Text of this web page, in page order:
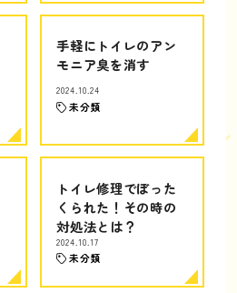
手軽にトイレのアン
モニア臭を消す
2024.10.24
未分類
トイレ修理でぼった
くられた！その時の
対処法とは？
2024.10.17
未分類